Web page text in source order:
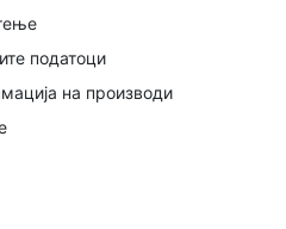
податоци
на производи